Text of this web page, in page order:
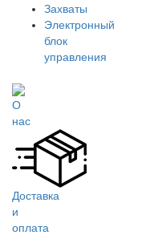
Захваты
Электронный
блок
управления
О
нас
Доставка
и
оплата